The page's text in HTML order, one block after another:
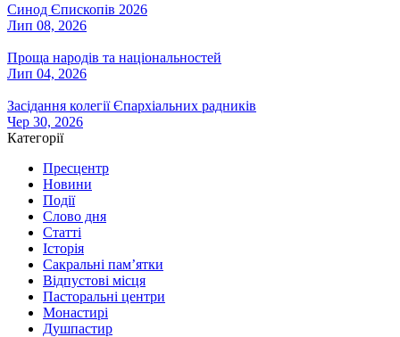
Синод Єпископів 2026
Лип 08, 2026
Проща народів та національностей
Лип 04, 2026
Засідання колегії Єпархіальних радників
Чер 30, 2026
Категорії
Пресцентр
Новини
Події
Слово дня
Статті
Історія
Сакральні пам’ятки
Відпустові місця
Пасторальні центри
Монастирі
Душпастир